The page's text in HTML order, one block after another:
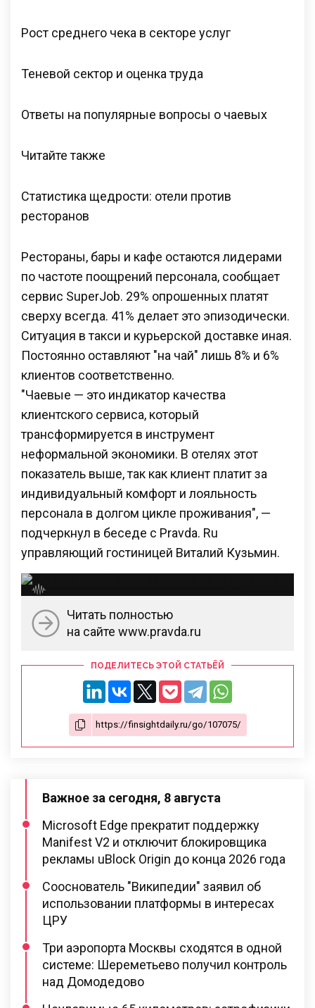
Рост среднего чека в секторе услуг
Теневой сектор и оценка труда
Ответы на популярные вопросы о чаевых
Читайте также
Статистика щедрости: отели против
ресторанов
Рестораны, бары и кафе остаются лидерами
по частоте поощрений персонала, сообщает
сервис SuperJob. 29% опрошенных платят
сверху всегда. 41% делает это эпизодически.
Ситуация в такси и курьерской доставке иная.
Постоянно оставляют "на чай" лишь 8% и 6%
клиентов соответственно.
"Чаевые — это индикатор качества
клиентского сервиса, который
трансформируется в инструмент
неформальной экономики. В отелях этот
показатель выше, так как клиент платит за
индивидуальный комфорт и лояльность
персонала в долгом цикле проживания", —
подчеркнул в беседе с Pravda. Ru
управляющий гостиницей Виталий Кузьмин.
Читать полностью
на сайте www.pravda.ru
ПОДЕЛИТЕСЬ ЭТОЙ СТАТЬЁЙ
Важное за сегодня, 8 августа
Microsoft Edge прекратит поддержку
Manifest V2 и отключит блокировщика
рекламы uBlock Origin до конца 2026 года
Сооснователь "Википедии" заявил об
использовании платформы в интересах
ЦРУ
Три аэропорта Москвы сходятся в одной
системе: Шереметьево получил контроль
над Домодедово